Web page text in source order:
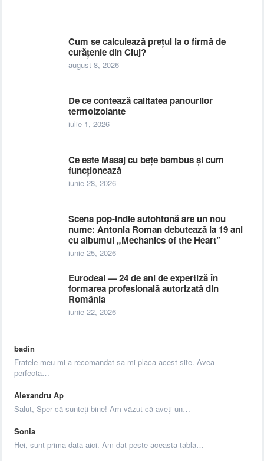
Cum se calculează prețul la o firmă de
curățenie din Cluj?
august 8, 2026
De ce contează calitatea panourilor
termoizolante
iulie 1, 2026
Ce este Masaj cu bețe bambus și cum
funcționează
iunie 28, 2026
Scena pop-indie autohtonă are un nou
nume: Antonia Roman debutează la 19 ani
cu albumul „Mechanics of the Heart”
iunie 25, 2026
Eurodeal — 24 de ani de expertiză în
formarea profesională autorizată din
România
iunie 22, 2026
badin
Fratele meu mi-a recomandat sa-mi placa acest site. Avea
perfecta…
Alexandru Ap
Salut, Sper că sunteți bine! Am văzut că aveți un…
Sonia
Hei, sunt prima data aici. Am dat peste aceasta tabla…